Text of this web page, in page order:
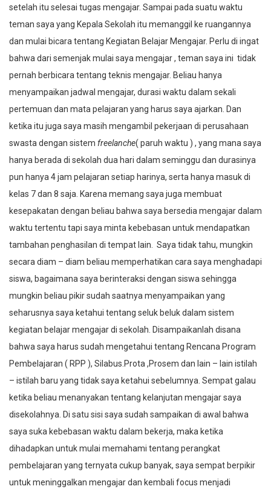
setelah itu selesai tugas mengajar. Sampai pada suatu waktu
teman saya yang Kepala Sekolah itu memanggil ke ruangannya
dan mulai bicara tentang Kegiatan Belajar Mengajar. Perlu di ingat
bahwa dari semenjak mulai saya mengajar , teman saya ini tidak
pernah berbicara tentang teknis mengajar. Beliau hanya
menyampaikan jadwal mengajar, durasi waktu dalam sekali
pertemuan dan mata pelajaran yang harus saya ajarkan. Dan
ketika itu juga saya masih mengambil pekerjaan di perusahaan
swasta dengan sistem freelanche( paruh waktu ) , yang mana saya
hanya berada di sekolah dua hari dalam seminggu dan durasinya
pun hanya 4 jam pelajaran setiap harinya, serta hanya masuk di
kelas 7 dan 8 saja. Karena memang saya juga membuat
kesepakatan dengan beliau bahwa saya bersedia mengajar dalam
waktu tertentu tapi saya minta kebebasan untuk mendapatkan
tambahan penghasilan di tempat lain. Saya tidak tahu, mungkin
secara diam – diam beliau memperhatikan cara saya menghadapi
siswa, bagaimana saya berinteraksi dengan siswa sehingga
mungkin beliau pikir sudah saatnya menyampaikan yang
seharusnya saya ketahui tentang seluk beluk dalam sistem
kegiatan belajar mengajar di sekolah. Disampaikanlah disana
bahwa saya harus sudah mengetahui tentang Rencana Program
Pembelajaran ( RPP ), Silabus.Prota ,Prosem dan lain – lain istilah
– istilah baru yang tidak saya ketahui sebelumnya. Sempat galau
ketika beliau menanyakan tentang kelanjutan mengajar saya
disekolahnya. Di satu sisi saya sudah sampaikan di awal bahwa
saya suka kebebasan waktu dalam bekerja, maka ketika
dihadapkan untuk mulai memahami tentang perangkat
pembelajaran yang ternyata cukup banyak, saya sempat berpikir
untuk meninggalkan mengajar dan kembali focus menjadi